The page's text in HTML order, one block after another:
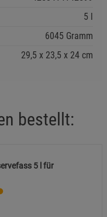
5 l
6045 Gramm
29,5 23,5 24 cm
bestellt:
5 l für